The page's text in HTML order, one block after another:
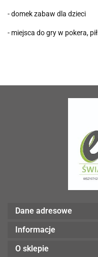
- domek zabaw dla dzieci
- miejsca do gry w pokera,
Dane adresowe
Informacje
O sklepie